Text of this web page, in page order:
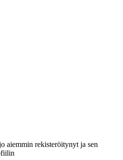
aiemmin rekisteröitynyt ja sen